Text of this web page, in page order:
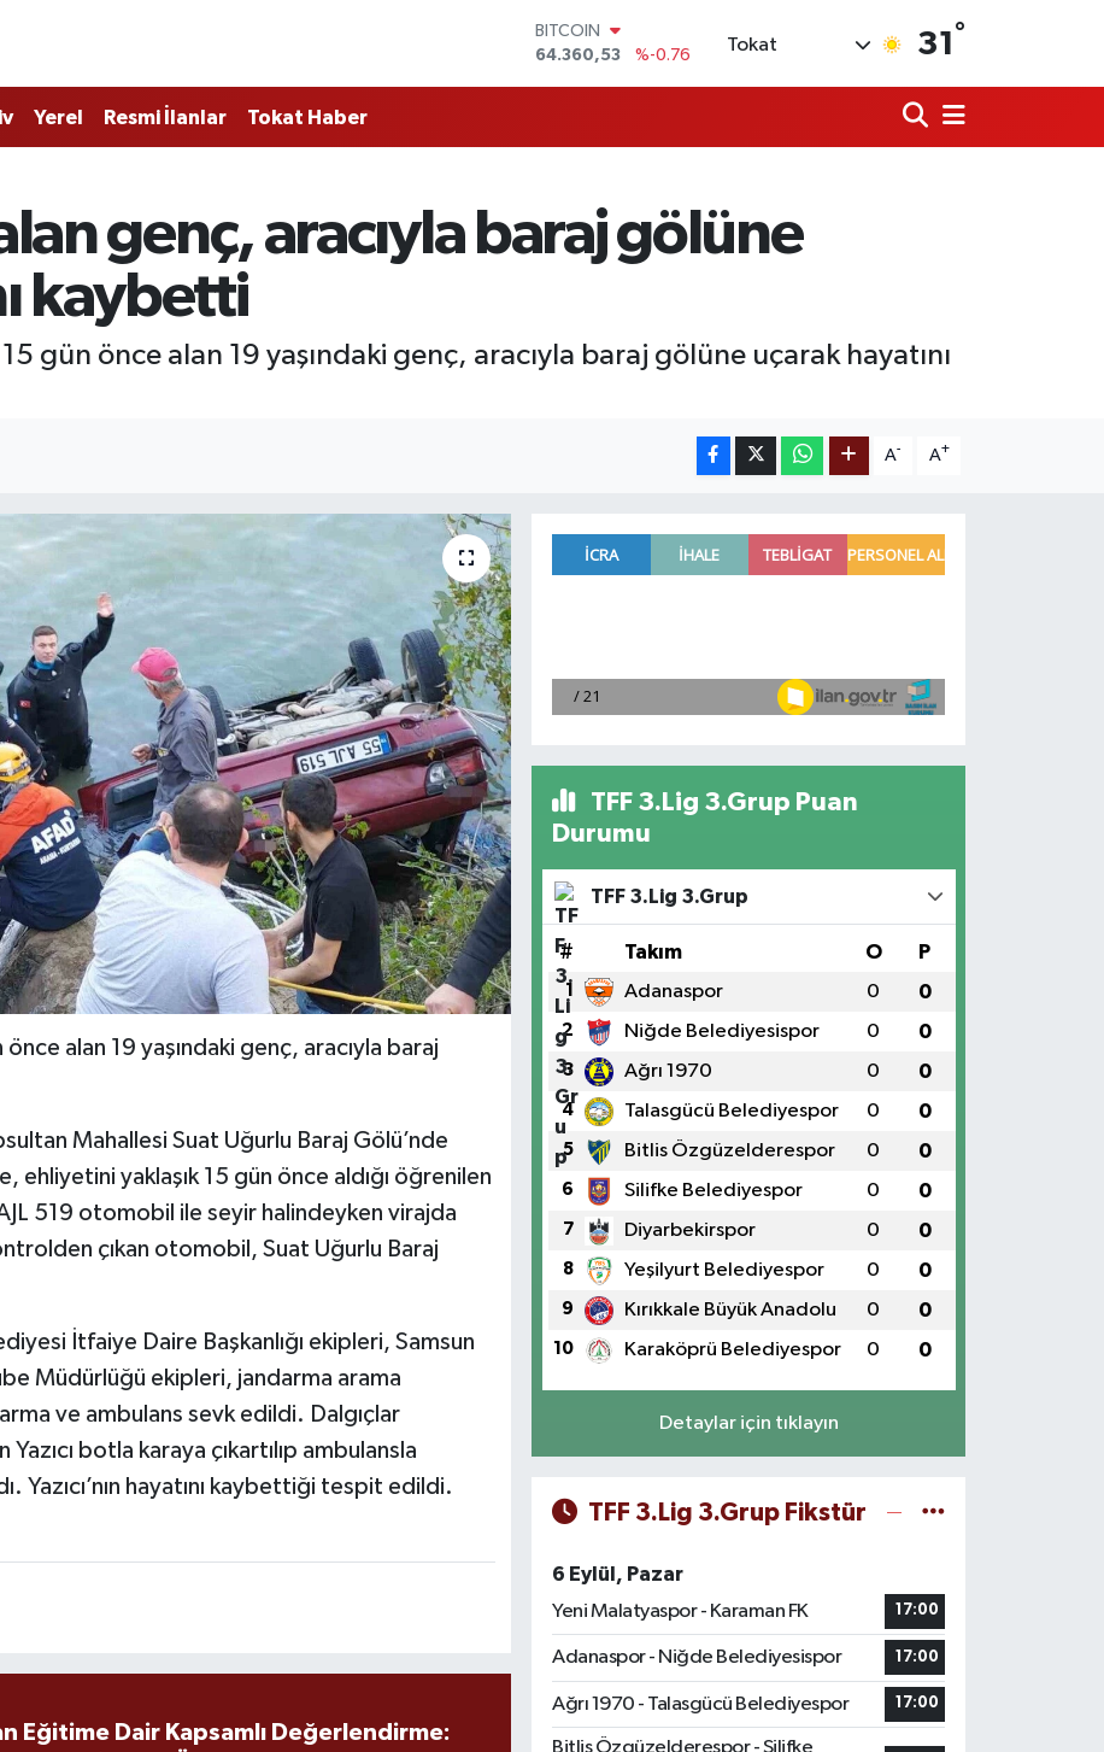
BITCOIN
64.360,53
%-0.76
55,0265
%0.01
GRAM ALTIN
6618.49
%2.12
Tokat 31 °
Yerel Resmi İlanlar Tokat Haber
genç, aracıyla baraj gölüne
kaybetti
gün önce alan 19 yaşındaki genç, aracıyla baraj gölüne uçarak hayatını
A- A+
alan 19 yaşındaki genç, aracıyla baraj
Mahallesi Suat Uğurlu Baraj Gölü’nde
yaklaşık 15 gün önce aldığı öğrenilen
519 otomobil ile seyir halindeyken virajda
çıkan otomobil, Suat Uğurlu Baraj
İtfaiye Daire Başkanlığı ekipleri, Samsun
Müdürlüğü ekipleri, jandarma arama
ve ambulans sevk edildi. Dalgıçlar
botla karaya çıkartılıp ambulansla
Yazıcı’nın hayatını kaybettiği tespit edildi.
Eğitime Dair Kapsamlı Değerlendirme:
TFF 3.Lig 3.Grup Puan
Durumu
TFF 3.Lig 3.Grup
# Takım O P
1 Adanaspor 0 0
2 Niğde Belediyesispor 0 0
3 Ağrı 1970 0 0
4 Talasgücü Belediyespor 0 0
5 Bitlis Özgüzelderespor 0 0
6 Silifke Belediyespor 0 0
7 Diyarbekirspor 0 0
8 Yeşilyurt Belediyespor 0 0
9 Kırıkkale Büyük Anadolu 0 0
10 Karaköprü Belediyespor 0 0
Detaylar için tıklayın
TFF 3.Lig 3.Grup Fikstür
6 Eylül, Pazar
Yeni Malatyaspor - Karaman FK
17:00
Adanaspor - Niğde Belediyesispor 17:00
Ağrı 1970 - Talasgücü Belediyespor 17:00